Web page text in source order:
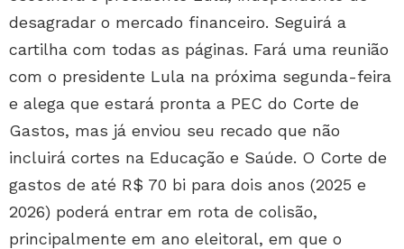
desagradar o mercado financeiro. Seguirá a
cartilha com todas as páginas. Fará uma reunião
com o presidente Lula na próxima segunda-feira
e alega que estará pronta a PEC do Corte de
Gastos, mas já enviou seu recado que não
incluirá cortes na Educação e Saúde. O Corte de
gastos de até R$ 70 bi para dois anos (2025 e
2026) poderá entrar em rota de colisão,
principalmente em ano eleitoral, em que o